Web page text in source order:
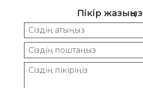
Пікір жазыңыз